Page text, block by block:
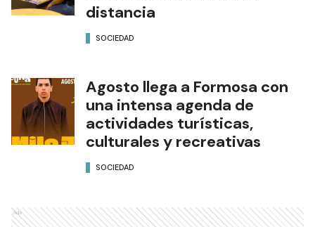
distancia
SOCIEDAD
Agosto llega a Formosa con
una intensa agenda de
actividades turísticas,
culturales y recreativas
SOCIEDAD
Ads